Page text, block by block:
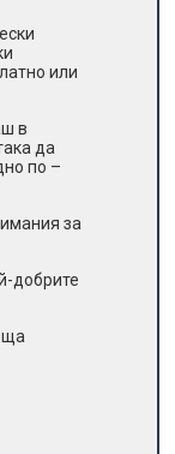
или
в
да
по –
за
добрите